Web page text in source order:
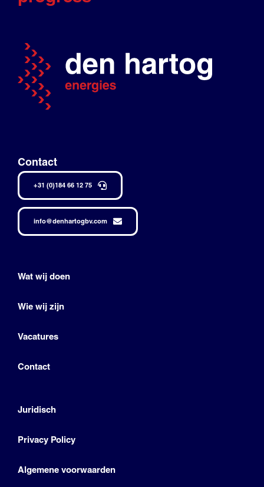
Contact
+31 (0)184 66 12 75
info@denhartogbv.com
Wat wij doen
Wie wij zijn
Vacatures
Contact
Juridisch
Privacy Policy
Algemene voorwaarden